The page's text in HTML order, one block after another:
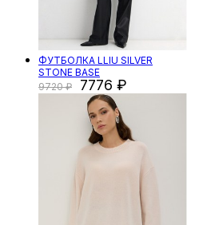
ФУТБОЛКА LLIU SILVER
STONE BASE
9720
7776